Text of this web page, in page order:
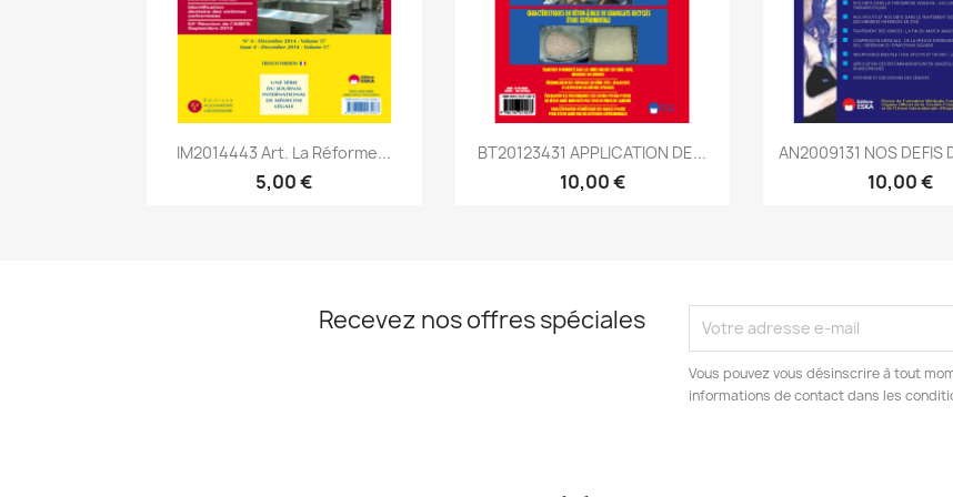
Aperçu rapide
IM2014443 Art. La Réforme...
5,00 €
Aperçu rapide
BT20123431 APPLICATION DE...
10,00 €
Aperçu
AN2009131 NOS DEFIS
10,00 €
Recevez nos offres spéciales
Vous pouvez vous désinscrire à tout
informations de contact dans les